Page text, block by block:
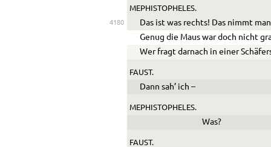
MEPHISTOPHELES.
4180
Das ist was rechts! Das nimmt
Genug die Maus war doch nicht
Wer fragt darnach in einer
FAUST.
Dann sah’ ich –
MEPHISTOPHELES.
Was?
FAUST.